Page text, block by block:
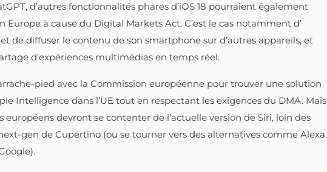
d’autres fonctionnalités phares d’iOS 18 pourraient également
à cause du Digital Markets Act. C’est le cas notamment d’
de diffuser le contenu de son smartphone sur d’autres appareils, et
d’expériences multimédias en temps réel.
pied avec la Commission européenne pour trouver une solution
Intelligence dans l’UE tout en respectant les exigences du DMA. Mais
devront se contenter de l’actuelle version de Siri, loin des
gen de Cupertino (ou se tourner vers des alternatives comme Alexa